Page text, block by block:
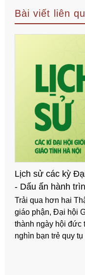
Bài viết liên
Sơ đồ Đại Hội
XXI
Đại hội Giới trẻ
diễn ra tại Toà
18-19/11/2025 với
(Ga 21,3). Ban tổ